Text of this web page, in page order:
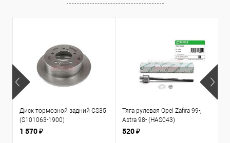
Диск тормозной задний CS35
(S101063-1900)
1 570 ₽
Тяга рулевая Opel Zafira 99-,
Astra 98- (HAS043)
520 ₽